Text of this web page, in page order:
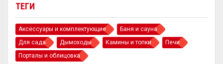
ТЕГИ
Аксессуары и комплектующие
Баня и сауна
Для сада
Дымоходы Камины и топки
Печи
Порталы и облицовка